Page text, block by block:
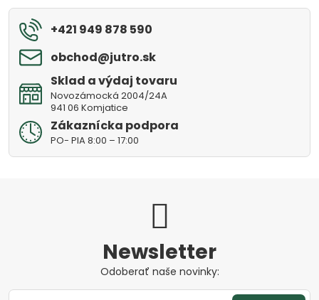
+421 949 878 590
obchod​@jutro​.sk
Sklad a výdaj tovaru
Novozámocká 2004/24A
941 06 Komjatice
Zákaznícka podpora
PO- PIA 8:00 – 17:00
Newsletter
Odoberať naše novinky: